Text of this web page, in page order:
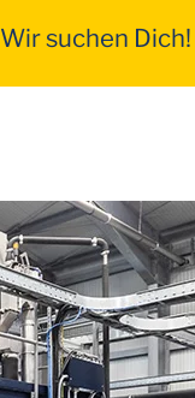
Wir suchen Dich!